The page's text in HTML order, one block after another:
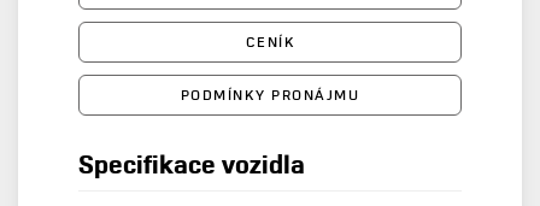
CENÍK
PODMÍNKY PRONÁJMU
Specifikace vozidla